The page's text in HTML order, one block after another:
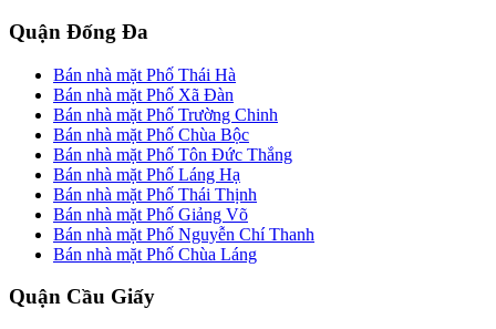
Quận Đống Đa
Bán nhà mặt Phố Thái Hà
Bán nhà mặt Phố Xã Đàn
Bán nhà mặt Phố Trường Chinh
Bán nhà mặt Phố Chùa Bộc
Bán nhà mặt Phố Tôn Đức Thắng
Bán nhà mặt Phố Láng Hạ
Bán nhà mặt Phố Thái Thịnh
Bán nhà mặt Phố Giảng Võ
Bán nhà mặt Phố Nguyễn Chí Thanh
Bán nhà mặt Phố Chùa Láng
Quận Cầu Giấy